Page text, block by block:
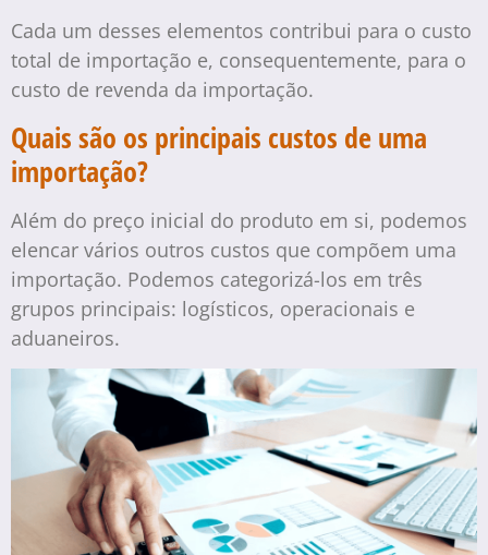
Cada um desses elementos contribui para o custo
total de importação e, consequentemente, para o
custo de revenda da importação.
Quais são os principais custos de uma
importação?
Além do preço inicial do produto em si, podemos
elencar vários outros custos que compõem uma
importação. Podemos categorizá-los em três
grupos principais: logísticos, operacionais e
aduaneiros.